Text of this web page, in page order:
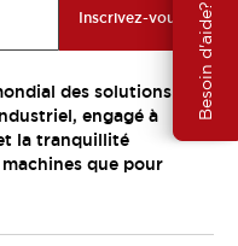
Besoin d'aide?
Inscrivez-vous
des solutions
engagé à
la tranquillité
que pour